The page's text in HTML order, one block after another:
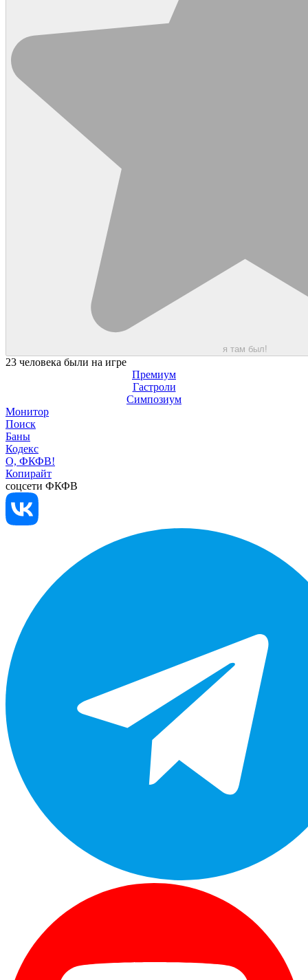
я там был!
23 человека были на игре
Премиум
Гастроли
Симпозиум
Монитор
Поиск
Баны
Кодекс
О, ФКФВ!
Копирайт
соцсети ФКФВ